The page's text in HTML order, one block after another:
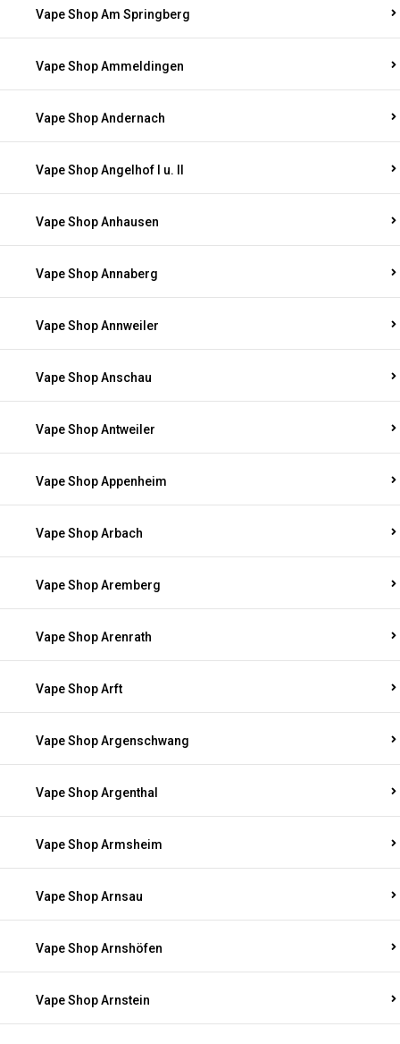
Vape Shop Am Springberg
Vape Shop Ammeldingen
Vape Shop Andernach
Vape Shop Angelhof I u. II
Vape Shop Anhausen
Vape Shop Annaberg
Vape Shop Annweiler
Vape Shop Anschau
Vape Shop Antweiler
Vape Shop Appenheim
Vape Shop Arbach
Vape Shop Aremberg
Vape Shop Arenrath
Vape Shop Arft
Vape Shop Argenschwang
Vape Shop Argenthal
Vape Shop Armsheim
Vape Shop Arnsau
Vape Shop Arnshöfen
Vape Shop Arnstein